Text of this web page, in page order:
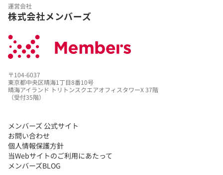
運営会社
株式会社メンバーズ
〒104-6037
東京都中央区晴海1丁目8番10号
晴海アイランド トリトンスクエアオフィスタワーX 37階
（受付35階）
メンバーズ 公式サイト
お問い合わせ
個人情報保護方針
当Webサイトのご利用にあたって
メンバーズBLOG